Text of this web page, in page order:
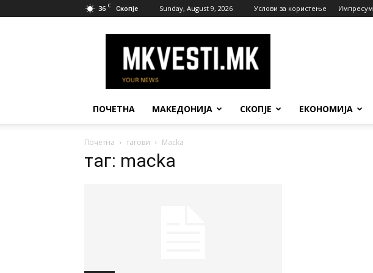
36 C Скопје Sunday, August 9, 2026 Услови за користење Импресум
Вести
ПОЧЕТНА МАКЕДОНИЈА СКОПЈЕ ЕКОНОМИЈА
Почетна тагови Macka
таг: macka